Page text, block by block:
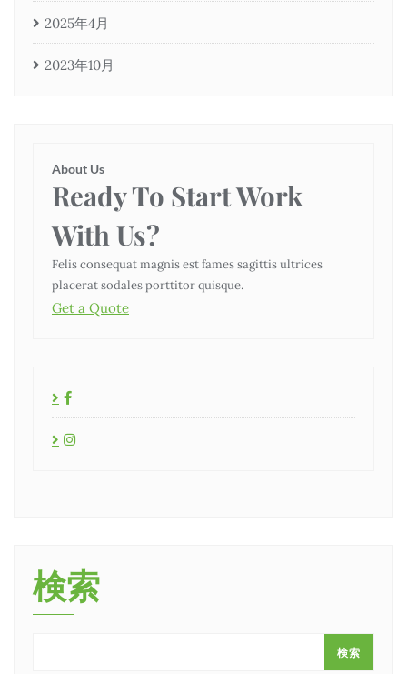
2025年4月
2023年10月
About Us
Ready To StartWork
With Us?
Felis consequat magnis est fames sagittis ultrices
placerat sodales porttitor quisque.
Get a Quote
検索
検索